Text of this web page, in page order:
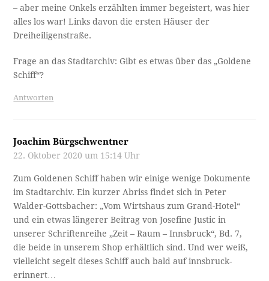
– aber meine Onkels erzählten immer begeistert, was hier
alles los war! Links davon die ersten Häuser der
Dreiheiligenstraße.
Frage an das Stadtarchiv: Gibt es etwas über das „Goldene
Schiff“?
Antworten
Joachim Bürgschwentner
22. Oktober 2020 um 15:14 Uhr
Zum Goldenen Schiff haben wir einige wenige Dokumente
im Stadtarchiv. Ein kurzer Abriss findet sich in Peter
Walder-Gottsbacher: „Vom Wirtshaus zum Grand-Hotel“
und ein etwas längerer Beitrag von Josefine Justic in
unserer Schriftenreihe „Zeit – Raum – Innsbruck“, Bd. 7,
die beide in unserem Shop erhältlich sind. Und wer weiß,
vielleicht segelt dieses Schiff auch bald auf innsbruck-
erinnert…